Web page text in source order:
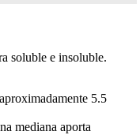
soluble e insoluble.
5.5
mediana aporta